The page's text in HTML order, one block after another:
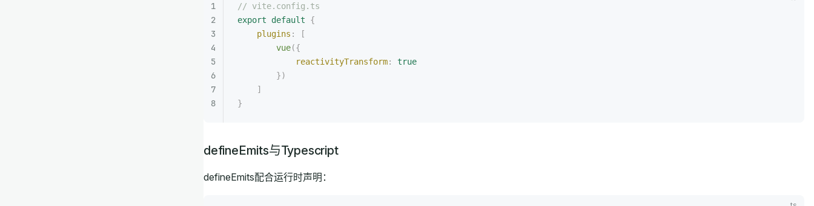
// vite.config.ts
export default {
    plugins
: [
        vue
({
            reactivityTransform
: true
        })
    ]
}
defineEmits与Typescript
defineEmits配合运行时声明：